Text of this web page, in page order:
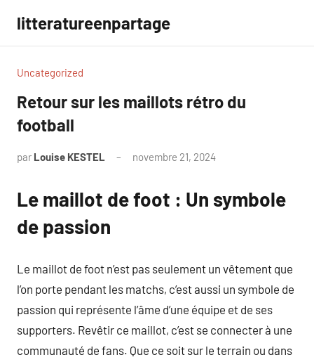
contenu
litteratureenpartage
Uncategorized
Retour sur les maillots rétro du
football
par Louise KESTEL novembre 21, 2024
Le maillot de foot : Un symbole
de passion
Le maillot de foot n’est pas seulement un vêtement que
l’on porte pendant les matchs, c’est aussi un symbole de
passion qui représente l’âme d’une équipe et de ses
supporters. Revêtir ce maillot, c’est se connecter à une
communauté de fans. Que ce soit sur le terrain ou dans